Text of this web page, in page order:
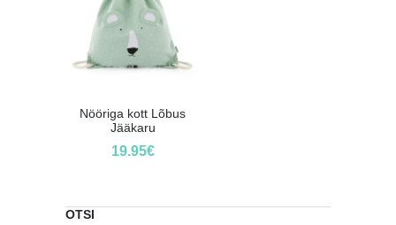
Nööriga kott Lõbus
Jääkaru
19.95€
OTSI